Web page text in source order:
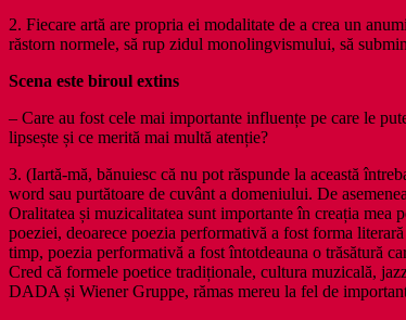
2. Fiecare artă are propria ei modalitate de a crea un
răstorn normele, să rup zidul monolingvismului, să
Scena este biroul extins
– Care au fost cele mai importante influențe pe care le
lipsește și ce merită mai multă atenție?
3. (Iartă-mă, bănuiesc că nu pot răspunde la această
word sau purtătoare de cuvânt a domeniului. De
Oralitatea și muzicalitatea sunt importante în creația mea
poeziei, deoarece poezia performativă a fost forma
timp, poezia performativă a fost întotdeauna o trăsătură
Cred că formele poetice tradiționale, cultura muzicală,
DADA și Wiener Gruppe, rămas mereu la fel de